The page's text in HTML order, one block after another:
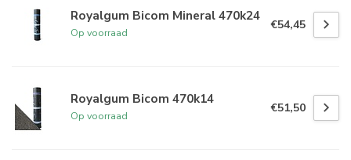
Royalgum Bicom Mineral 470k24
Op voorraad
€54,45
Royalgum Bicom 470k14
Op voorraad
€51,50